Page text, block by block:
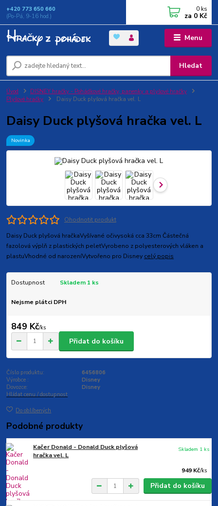
Menu
Hledat
+420 773 650 660
(Po-Pá, 9-16 hod.)
0 ks
za 0 Kč
Úvod
DISNEY hračky - Pohádkové hračky, panenky a plyšové hračky
Plyšové hračky
Daisy Duck plyšová hračka vel. L
Daisy Duck plyšová hračka vel. L
Novinka
Ohodnotit produkt
Daisy Duck plyšová hračkaVyšívané očivysoká cca 33cm Částečná
fazolová výplň z plastických peletVyrobeno z polyesterových vláken a
plastuVhodné od narozeníVytvořeno pro Disney celý popis
Dostupnost Skladem 1 ks
Nejsme plátci DPH
849 Kč/ks
Přidat do košíku
Číslo produktu:
6456806
Výrobce :
Disney
Dovozce:
Disney
Hlídat cenu / dostupnost
Do oblíbených
Podobné produkty
Kačer Donald - Donald Duck plyšová
hračka vel. L
949 Kč/ks
Skladem 1 ks
Přidat do košíku